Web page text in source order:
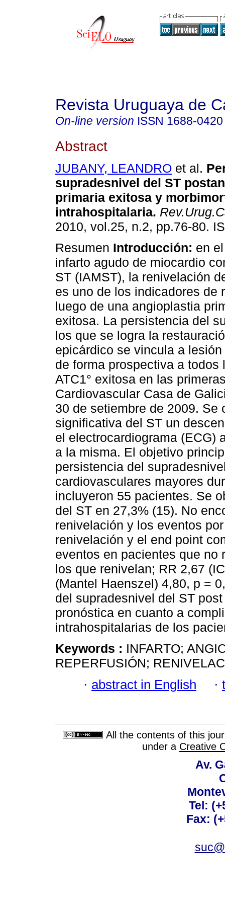
Revista Uruguaya de
On-line version ISSN 1688-0420
Abstract
JUBANY, LEANDRO et al.
supradesnivel del ST
primaria exitosa y
intrahospitalaria.
2010, vol.25, n.2, pp.76-80.
Resumen Introducción: en
infarto agudo de miocardio
ST (IAMST), la renivelación
es uno de los indicadores de
luego de una angioplastia
exitosa. La persistencia del
los que se logra la
epicárdico se vincula a
de forma prospectiva a
ATC1° exitosa en las
Cardiovascular Casa de
30 de setiembre de 2009.
significativa del ST un
el electrocardiograma (ECG)
a la misma. El objetivo
persistencia del
cardiovasculares mayores
incluyeron 55 pacientes. Se
del ST en 27,3% (15). No
renivelación y los eventos
renivelación y el end point
eventos en pacientes que no
los que renivelan; RR 2,67
(Mantel Haenszel) 4,80, p =
del supradesnivel del ST
pronóstica en cuanto a
intrahospitalarias de los
Keywords : INFARTO;
REPERFUSIÓN;
· abstract in English ·
All the contents of this
under a Creative
Av.
Tel:
Fax: